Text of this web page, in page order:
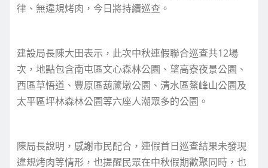
律、無違規烤肉，今日將持續巡查。
建設局長陳大田表示，此次中秋連假聯合巡查共12場
次，地點包含南屯區文心森林公園、望高寮夜景公園、
西區草悟道、豐原區葫蘆墩公園、清水區鰲峰山公園及
太平區坪林森林公園等六座人潮眾多的公園。
陳局長說明，感謝市民配合，連假首日巡查結果未發現
違規烤肉等情形，也提醒民眾在中秋假期歡聚同時，也